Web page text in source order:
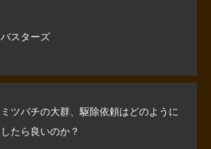
バスターズ
ミツバチの大群、駆除依頼はどのように
したら良いのか？